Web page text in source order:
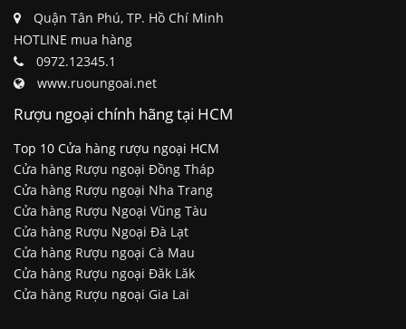
Quận Tân Phú, TP. Hồ Chí Minh
HOTLINE mua hàng
0972.12345.1
www.ruoungoai.net
Rượu ngoại chính hãng tại HCM
Top 10 Cửa hàng rượu ngoại HCM
Cửa hàng Rượu ngoại Đồng Tháp
Cửa hàng Rượu ngoại Nha Trang
Cửa hàng Rượu Ngoại Vũng Tàu
Cửa hàng Rượu Ngoại Đà Lạt
Cửa hàng Rượu ngoại Cà Mau
Cửa hàng Rượu ngoại Đăk Lăk
Cửa hàng Rượu ngoại Gia Lai